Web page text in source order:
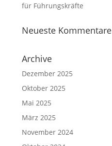
für Führungskräfte
Neueste Kommentare
Archive
Dezember 2025
Oktober 2025
Mai 2025
März 2025
November 2024